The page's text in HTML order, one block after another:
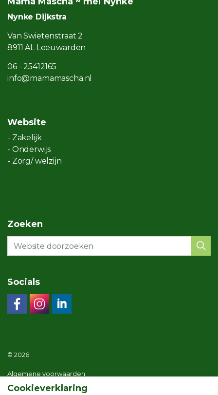
Nynke Dijkstra
Van Swietenstraat 2
8911 AL Leeuwarden
06 - 25412165
info@mamamascha.nl
Website
- Zakelijk
- Onderwijs
- Zorg/ welzijn
Zoeken
Socials
© 2026
Algemene voorwaarden
Privacy statement
Cookieverklaring